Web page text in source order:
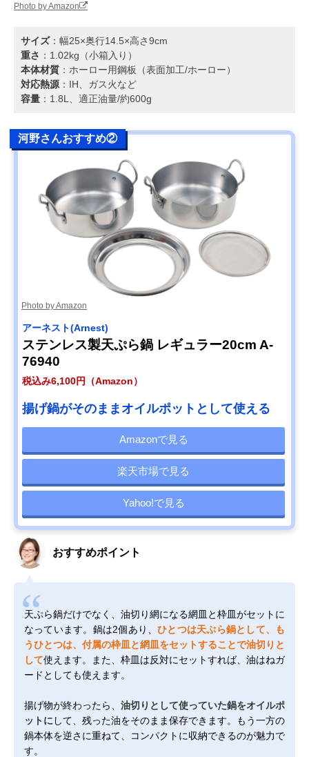
Photo by Amazon
サイズ：幅25×奥行14.5×高さ9cm
重さ ：1.02kg（小箱入り）
本体材質 ：ホーロー用鋼板（表面加工/ホーロー）
対応熱源 ：IH、ガス火など
容量 ：1.8L、適正油量/約600g
河野さんおすすめ②
Photo by Amazon
アーネスト(Arnest)
ステンレス製天ぷら鍋 レギュラー20cm A-
76940
税込み6,100円（Amazon）
揚げ鍋がそのままオイルポットとして使える
Amazonで見る
楽天市場で見る
Yahoo!で見る
おすすめポイント
天ぷら鍋だけでなく、油切り網になる網皿と枠皿がセットに
なっています。鍋は2個あり、ひとつは天ぷら鍋として、も
うひとつは、付属の枠皿と網皿をセットすることで油切りと
して使えます。また、枠皿は反対にセットすれば、油はねガ
ードとしても使えます。
揚げ物が終わったら、 油切りとして使っていた鍋をオイルポ
ットに して、残った油をそのまま保存できます。もう一方の
鍋本体を逆さに重ねて、コンパクトに収納できるのが魅力で
す。